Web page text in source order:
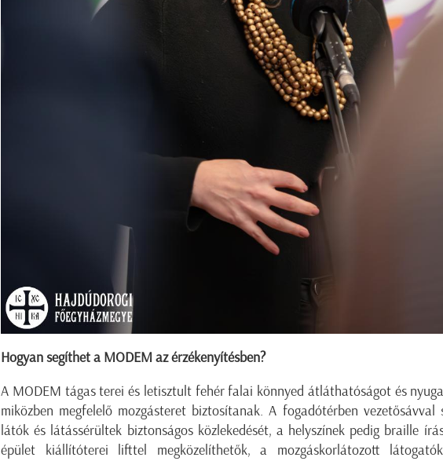
Hogyan segíthet a MODEM az érzékenyítésben?
A MODEM tágas terei és letisztult fehér falai könnyed átláthatóságot és
miközben megfelelő mozgásteret biztosítanak. A fogadótérben vezetősávval
látók és látássérültek biztonságos közlekedését, a helyszínek pedig braille
épület kiállítóterei lifttel megközelíthetők, a mozgáskorlátozott